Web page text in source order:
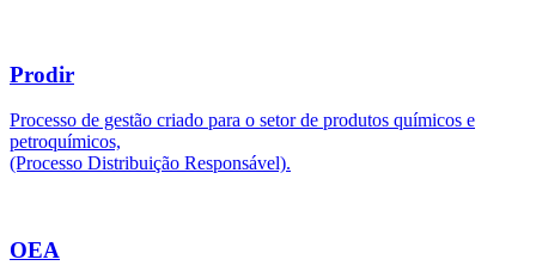
Prodir
Processo de gestão criado para o setor de produtos químicos e
petroquímicos,
(Processo Distribuição Responsável).
OEA